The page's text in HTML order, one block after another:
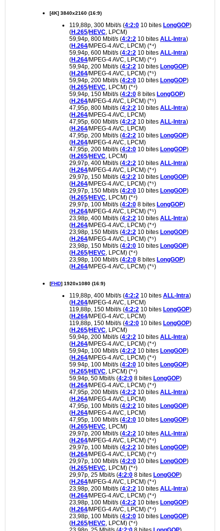
[4K] 3840x2160 (16:9)
119,88p, 300 Mbit/s (4:2:0 10 bites LongGOP)
(H.265/HEVC , LPCM)
59,94p, 800 Mbit/s (4:2:2 10 bites ALL-Intra)
(H.264/MPEG-4 AVC, LPCM) (*⁴)
59,94p, 600 Mbit/s (4:2:2 10 bites ALL-Intra)
(H.264/MPEG-4 AVC, LPCM) (*⁴)
59,94p, 200 Mbit/s (4:2:2 10 bites LongGOP)
(H.264/MPEG-4 AVC, LPCM) (*⁵)
59,94p, 200 Mbit/s (4:2:0 10 bites LongGOP)
(H.265/HEVC , LPCM) (*⁴)
59,94p, 150 Mbit/s (4:2:0 8 bites LongGOP)
(H.264/MPEG-4 AVC, LPCM) (*⁵)
47,95p, 800 Mbit/s (4:2:2 10 bites ALL-Intra)
(H.264/MPEG-4 AVC, LPCM)
47,95p, 600 Mbit/s (4:2:2 10 bites ALL-Intra)
(H.264/MPEG-4 AVC, LPCM)
47,95p, 200 Mbit/s (4:2:2 10 bites LongGOP)
(H.264/MPEG-4 AVC, LPCM)
47,95p, 200 Mbit/s (4:2:0 10 bites LongGOP)
(H.265/HEVC , LPCM)
29,97p, 400 Mbit/s (4:2:2 10 bites ALL-Intra)
(H.264/MPEG-4 AVC, LPCM) (*⁴)
29,97p, 150 Mbit/s (4:2:2 10 bites LongGOP)
(H.264/MPEG-4 AVC, LPCM) (*⁵)
29,97p, 150 Mbit/s (4:2:0 10 bites LongGOP)
(H.265/HEVC , LPCM) (*⁴)
29,97p, 100 Mbit/s (4:2:0 8 bites LongGOP)
(H.264/MPEG-4 AVC, LPCM) (*⁵)
23,98p, 400 Mbit/s (4:2:2 10 bites ALL-Intra)
(H.264/MPEG-4 AVC, LPCM) (*⁴)
23,98p, 150 Mbit/s (4:2:2 10 bites LongGOP)
(H.264/MPEG-4 AVC, LPCM) (*⁵)
23,98p, 150 Mbit/s (4:2:0 10 bites LongGOP)
(H.265/HEVC , LPCM) (*⁴)
23,98p, 100 Mbit/s (4:2:0 8 bites LongGOP)
(H.264/MPEG-4 AVC, LPCM) (*⁵)
[FHD] 1920x1080 (16:9)
119,88p, 400 Mbit/s (4:2:2 10 bites ALL-Intra)
(H.264/MPEG-4 AVC, LPCM)
119,88p, 150 Mbit/s (4:2:2 10 bites LongGOP)
(H.264/MPEG-4 AVC, LPCM)
119,88p, 150 Mbit/s (4:2:0 10 bites LongGOP)
(H.265/HEVC , LPCM)
59,94p, 200 Mbit/s (4:2:2 10 bites ALL-Intra)
(H.264/MPEG-4 AVC, LPCM) (*⁴)
59,94p, 100 Mbit/s (4:2:2 10 bites LongGOP)
(H.264/MPEG-4 AVC, LPCM) (*⁴)
59.94p, 100 Mbit/s (4:2:0 10 bites LongGOP)
(H.265/HEVC , LPCM) (*⁴)
59,94p, 50 Mbit/s (4:2:0 8 bites LongGOP)
(H.264/MPEG-4 AVC, LPCM) (*⁴)
47,95p, 200 Mbit/s (4:2:2 10 bites ALL-Intra)
(H.264/MPEG-4 AVC, LPCM)
47,95p, 100 Mbit/s (4:2:2 10 bites LongGOP)
(H.264/MPEG-4 AVC, LPCM)
47,95p, 100 Mbit/s (4:2:0 10 bites LongGOP)
(H.265/HEVC , LPCM)
29,97p, 200 Mbit/s (4:2:2 10 bites ALL-Intra)
(H.264/MPEG-4 AVC, LPCM) (*⁴)
29,97p, 100 Mbit/s (4:2:2 10 bites LongGOP)
(H.264/MPEG-4 AVC, LPCM) (*⁴)
29,97p, 100 Mbit/s (4:2:0 10 bites LongGOP)
(H.265/HEVC , LPCM) (*⁴)
29,97p, 25 Mbit/s (4:2:0 8 bites LongGOP)
(H.264/MPEG-4 AVC, LPCM) (*⁴)
23,98p, 200 Mbit/s (4:2:2 10 bites ALL-Intra)
(H.264/MPEG-4 AVC, LPCM) (*⁴)
23,98p, 100 Mbit/s (4:2:2 10 bites LongGOP)
(H.264/MPEG-4 AVC, LPCM) (*⁴)
23,98p, 100 Mbit/s (4:2:0 10 bites LongGOP)
(H.265/HEVC , LPCM) (*⁴)